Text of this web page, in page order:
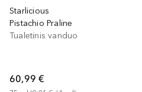
Starlicious
Pistachio Praline
Tualetinis vanduo
60,99 €